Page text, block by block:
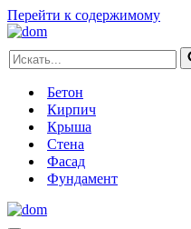
Перейти к содержимому
Искать...
Бетон
Кирпич
Крыша
Стена
Фасад
Фундамент